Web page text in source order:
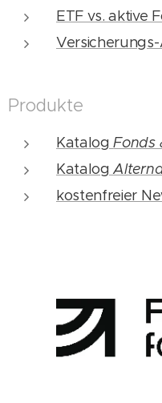
ETF vs. aktive
Versicherungs-
Produkte
KatalogFonds
Katalog
kostenfreier